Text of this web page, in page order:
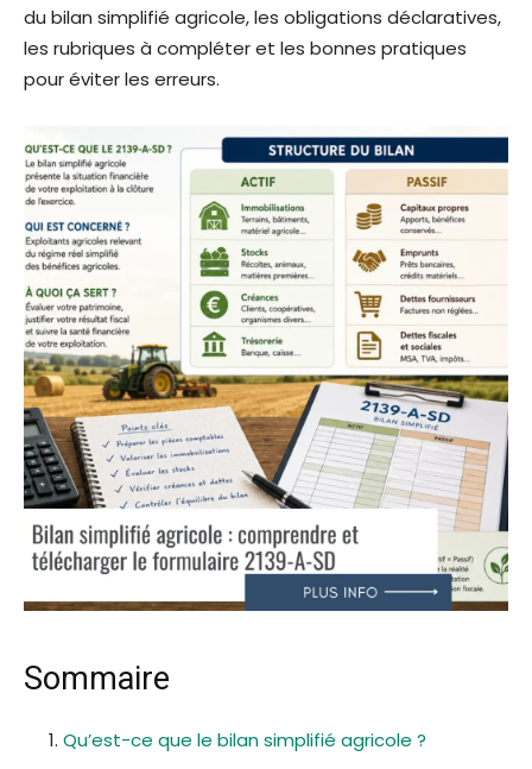
du bilan simplifié agricole, les obligations déclaratives,
les rubriques à compléter et les bonnes pratiques
pour éviter les erreurs.
Sommaire
Qu’est-ce que le bilan simplifié agricole ?